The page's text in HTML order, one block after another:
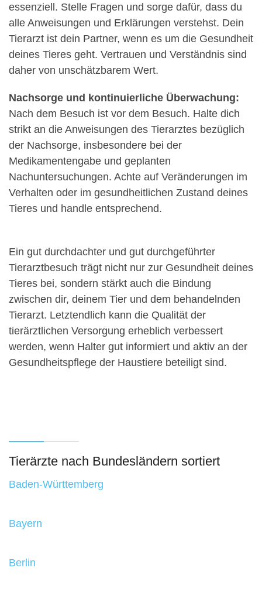
essenziell. Stelle Fragen und sorge dafür, dass du
alle Anweisungen und Erklärungen verstehst. Dein
Tierarzt ist dein Partner, wenn es um die Gesundheit
deines Tieres geht. Vertrauen und Verständnis sind
daher von unschätzbarem Wert.
Nachsorge und kontinuierliche Überwachung:
Nach dem Besuch ist vor dem Besuch. Halte dich
strikt an die Anweisungen des Tierarztes bezüglich
der Nachsorge, insbesondere bei der
Medikamentengabe und geplanten
Nachuntersuchungen. Achte auf Veränderungen im
Verhalten oder im gesundheitlichen Zustand deines
Tieres und handle entsprechend.
Ein gut durchdachter und gut durchgeführter
Tierarztbesuch trägt nicht nur zur Gesundheit deines
Tieres bei, sondern stärkt auch die Bindung
zwischen dir, deinem Tier und dem behandelnden
Tierarzt. Letztendlich kann die Qualität der
tierärztlichen Versorgung erheblich verbessert
werden, wenn Halter gut informiert und aktiv an der
Gesundheitspflege der Haustiere beteiligt sind.
Tierärzte nach Bundesländern sortiert
Baden-Württemberg
Bayern
Berlin